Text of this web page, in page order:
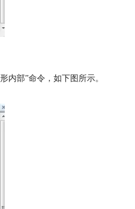
内部”命令，如下图所示。